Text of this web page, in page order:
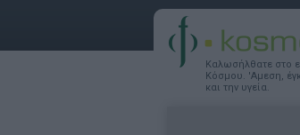
Καλωσήλθατε στο
Κόσμου. 'Αμεση,
και την υγεία.